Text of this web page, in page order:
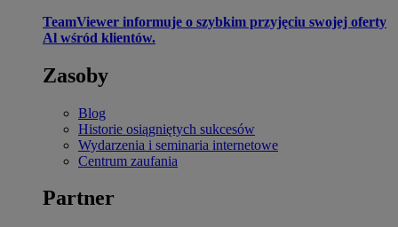
TeamViewer informuje o szybkim przyjęciu swojej oferty
Al wśród klientów.
Zasoby
Blog
Historie osiągniętych sukcesów
Wydarzenia i seminaria internetowe
Centrum zaufania
Partner